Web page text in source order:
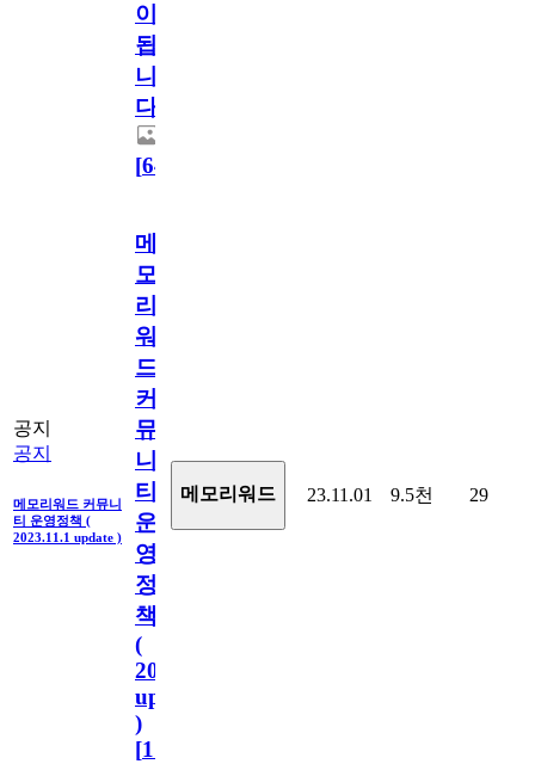
이
됩
니
다.
[64
공지
공지
메모리워드 커뮤니
티 운영정책 (
2023.11.1 update )
메
모
리
워
드
커
뮤
니
티
운
영
정
책
(
2023.11.1
update
)
[110
메모리워드 23.11.01 9.5천 29